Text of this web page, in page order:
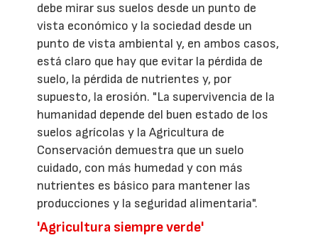
debe mirar sus suelos desde un punto de
vista económico y la sociedad desde un
punto de vista ambiental y, en ambos casos,
está claro que hay que evitar la pérdida de
suelo, la pérdida de nutrientes y, por
supuesto, la erosión. "La supervivencia de la
humanidad depende del buen estado de los
suelos agrícolas y la Agricultura de
Conservación demuestra que un suelo
cuidado, con más humedad y con más
nutrientes es básico para mantener las
producciones y la seguridad alimentaria".
'Agricultura siempre verde'